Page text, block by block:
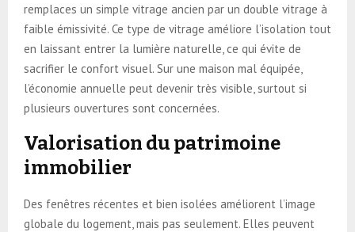
remplaces un simple vitrage ancien par un double vitrage à
faible émissivité. Ce type de vitrage améliore l’isolation tout
en laissant entrer la lumière naturelle, ce qui évite de
sacrifier le confort visuel. Sur une maison mal équipée,
l’économie annuelle peut devenir très visible, surtout si
plusieurs ouvertures sont concernées.
Valorisation du patrimoine
immobilier
Des fenêtres récentes et bien isolées améliorent l’image
globale du logement, mais pas seulement. Elles peuvent